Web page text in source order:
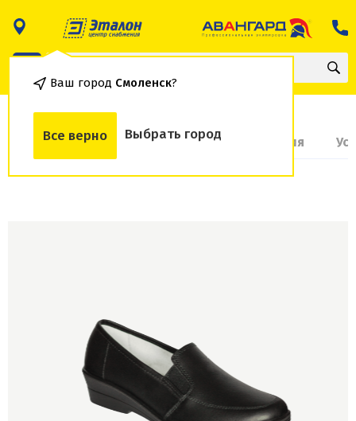
Ваш город Смоленск?
Все верно Выбрать город
О товаре Доставка и оплата Гарантия